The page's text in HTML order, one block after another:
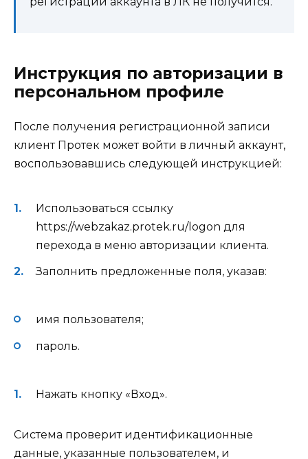
Инструкция по авторизации в
персональном профиле
После получения регистрационной записи
клиент Протек может войти в личный аккаунт,
воспользовавшись следующей инструкцией:
Использоваться ссылку
https://webzakaz.protek.ru/logon для
перехода в меню авторизации клиента.
Заполнить предложенные поля, указав:
имя пользователя;
пароль.
Нажать кнопку «Вход».
Система проверит идентификационные
данные, указанные пользователем, и